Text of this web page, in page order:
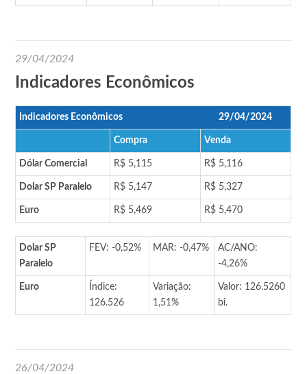
29/04/2024
Indicadores Econômicos
Indicadores Econômicos 29/04/2024
Compra Venda
Dólar Comercial R$ 5,115 R$ 5,116
Dolar SP Paralelo R$ 5,147 R$ 5,327
Euro R$ 5,469 R$ 5,470
Dolar SP
Paralelo
FEV: -0,52% MAR: -0,47%
AC/ANO:
-4,26%
Euro
Índice:
126.526
Variação:
1,51%
Valor: 126.5260
bi.
26/04/2024